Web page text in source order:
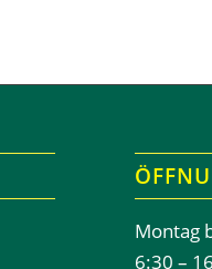
Montag
6:30 –